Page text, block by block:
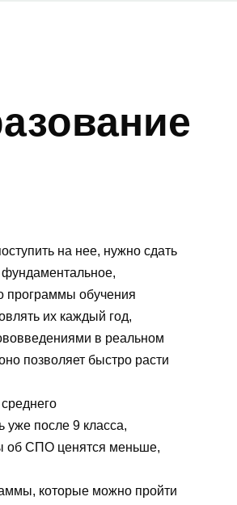
на нее, нужно сдать
программы обучения
их каждый год,
в реальном
позволяет быстро расти
уже после 9 класса,
об СПО ценятся меньше,
которые можно пройти